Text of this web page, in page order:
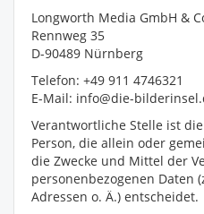
Longworth Media GmbH &
Rennweg 35
D-90489 Nürnberg
Telefon: +49 911 4746321
E-Mail: info@die-
Verantwortliche Stelle ist
Person, die allein oder
die Zwecke und Mittel der
personenbezogenen Daten
Adressen o. Ä.) entscheidet.